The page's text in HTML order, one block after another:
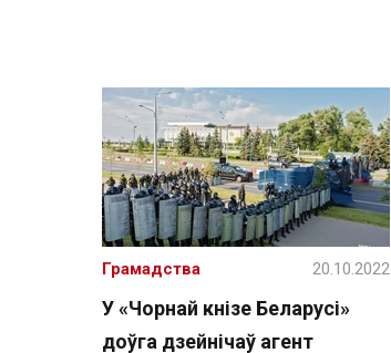
У «Чорнай кнізе Беларусі»
доўга дзейнічаў агент
Грамадства 20.10.2022